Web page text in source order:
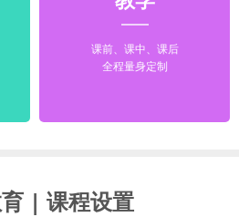
课前、课中、课后
全程量身定制
| 课程设置